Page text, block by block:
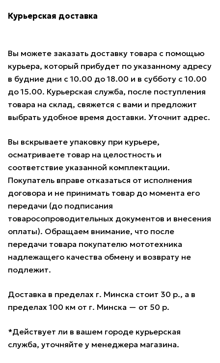
Курьерская доставка
Вы можете заказать доставку товара с помощью
курьера, который прибудет по указанному адресу
в будние дни с 10.00 до 18.00 и в субботу с 10.00
до 15.00. Курьерская служба, после поступления
товара на склад, свяжется с вами и предложит
выбрать удобное время доставки. Уточнит адрес.
Вы вскрываете упаковку при курьере,
осматриваете товар на целостность и
соответствие указанной комплектации.
Покупатель вправе отказаться от исполнения
договора и не принимать товар до момента его
передачи (до подписания
товаросопроводительных документов и внесения
оплаты). Обращаем внимание, что после
передачи товара покупателю мототехника
надлежащего качества обмену и возврату не
подлежит.
Доставка в пределах г. Минска стоит 30 р., а в
пределах 100 км от г. Минска — от 50 р.
*Действует ли в вашем городе курьерская
служба, уточняйте у менеджера магазина.